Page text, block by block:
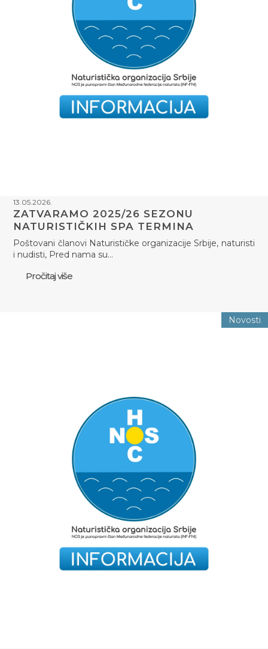
13.05.2026.
ZATVARAMO 2025/26 SEZONU
NATURISTIČKIH SPA TERMINA
Poštovani članovi Naturističke organizacije Srbije, naturisti
i nudisti, Pred nama su…
Pročitaj više
Novosti